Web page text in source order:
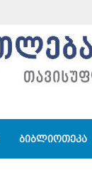
ბიბლიოთეკა